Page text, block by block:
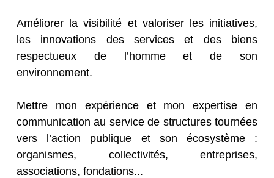
Améliorer la visibilité et valoriser les initiatives,
les innovations des services et des biens
respectueux de l’homme et de son
environnement.
Mettre mon expérience et mon expertise en
communication au service de structures tournées
vers l’action publique et son écosystème :
organismes, collectivités, entreprises,
associations, fondations...